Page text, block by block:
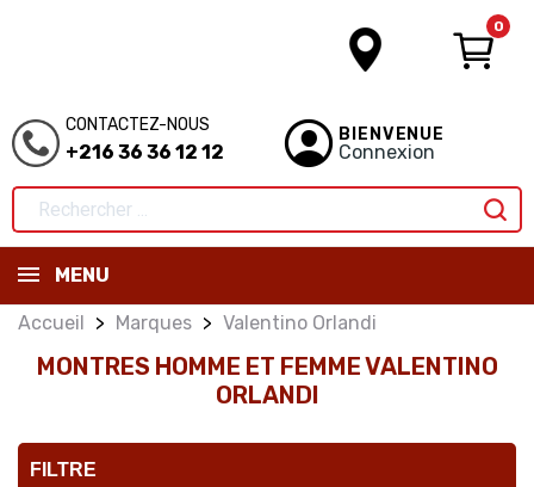
0
CONTACTEZ-NOUS
+216 36 36 12 12
BIENVENUE
Connexion
MENU
Accueil Marques Valentino Orlandi
MONTRES HOMME ET FEMME VALENTINO
ORLANDI
FILTRE